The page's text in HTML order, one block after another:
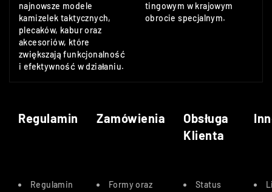
najnowsze modele
kamizelek taktycznych,
plecaków, kabur oraz
akcesoriów, które
zwiększają funkcjonalność
i efektywność w działaniu.
tingowym w krajowym
obrocie specjalnym.
Regulamin Zamówienia
Obsługa
Klienta
Regulamin
Formy oraz
Status